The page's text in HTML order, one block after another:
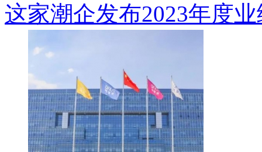
这家潮企发布2023年度